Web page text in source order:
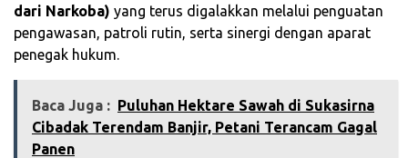
dari Narkoba) yang terus digalakkan melalui penguatan
pengawasan, patroli rutin, serta sinergi dengan aparat
penegak hukum.
Baca Juga : Puluhan Hektare Sawah di Sukasirna
Cibadak Terendam Banjir, Petani Terancam Gagal
Panen